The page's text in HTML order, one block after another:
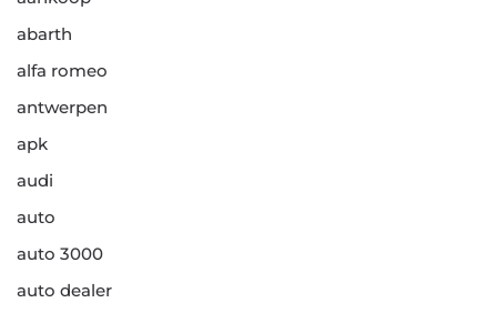
abarth
alfa romeo
antwerpen
apk
audi
auto
auto 3000
auto dealer